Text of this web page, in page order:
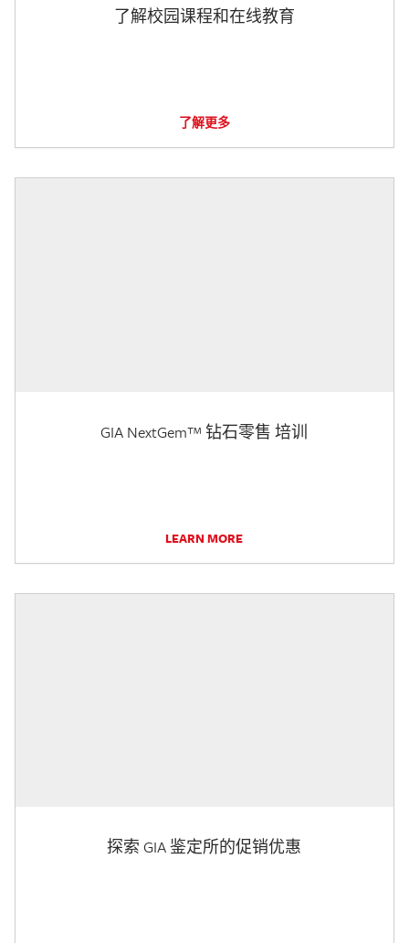
了解校园课程和在线教育
了解更多
GIA NextGem™ 钻石零售 培训
LEARN MORE
探索 GIA 鉴定所的促销优惠